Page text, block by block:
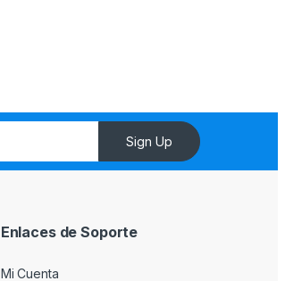
Sign Up
Enlaces de Soporte
Mi Cuenta